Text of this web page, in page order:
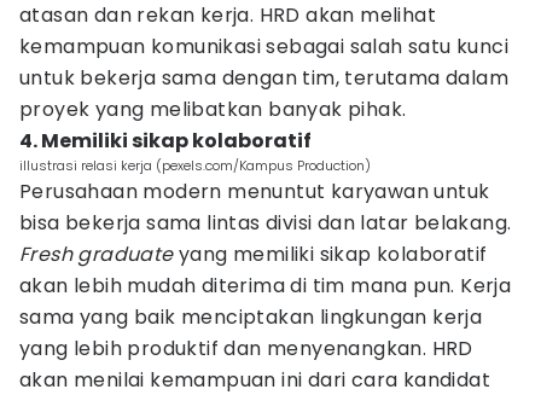
atasan dan rekan kerja. HRD akan melihat
kemampuan komunikasi sebagai salah satu kunci
untuk bekerja sama dengan tim, terutama dalam
proyek yang melibatkan banyak pihak.
4. Memiliki sikap kolaboratif
illustrasi relasi kerja (pexels.com/Kampus Production)
Perusahaan modern menuntut karyawan untuk
bisa bekerja sama lintas divisi dan latar belakang.
Fresh graduateyang memiliki sikap kolaboratif
akan lebih mudah diterima di tim mana pun. Kerja
sama yang baik menciptakan lingkungan kerja
yang lebih produktif dan menyenangkan. HRD
akan menilai kemampuan ini dari cara kandidat